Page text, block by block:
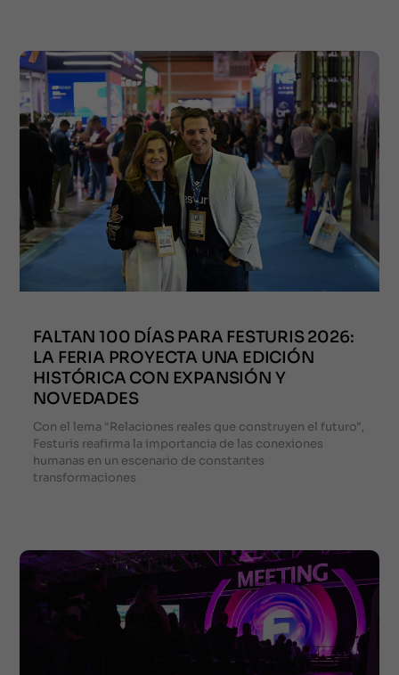
FALTAN 100 DÍAS PARA FESTURIS 2026:
LA FERIA PROYECTA UNA EDICIÓN
HISTÓRICA CON EXPANSIÓN Y
NOVEDADES
Con el lema "Relaciones reales que construyen el futuro",
Festuris reafirma la importancia de las conexiones
humanas en un escenario de constantes
transformaciones